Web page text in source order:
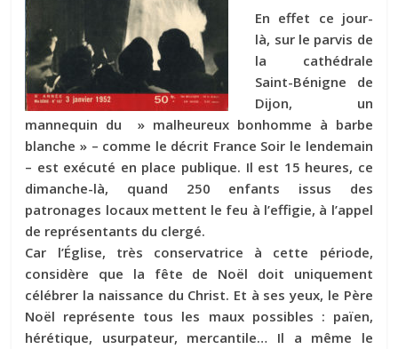
En effet ce jour-
là, sur le parvis de
la cathédrale
Saint-Bénigne de
Dijon, un
mannequin du » malheureux bonhomme à barbe
blanche » – comme le décrit France Soir le lendemain
– est exécuté en place publique. Il est 15 heures, ce
dimanche-là, quand 250 enfants issus des
patronages locaux mettent le feu à l’effigie, à l’appel
de représentants du clergé.
Car l’Église, très conservatrice à cette période,
considère que la fête de Noël doit uniquement
célébrer la naissance du Christ. Et à ses yeux, le Père
Noël représente tous les maux possibles : païen,
hérétique, usurpateur, mercantile… Il a même le